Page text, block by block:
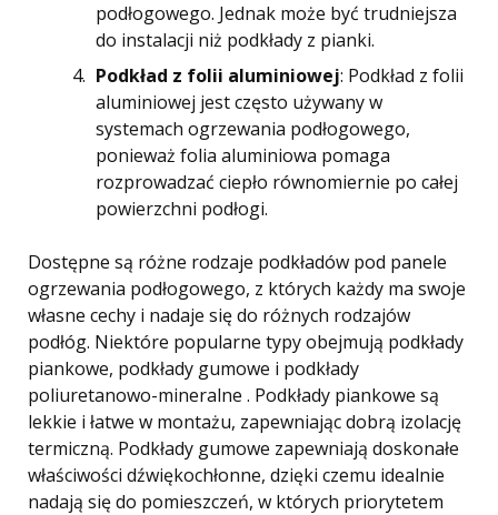
podłogowego. Jednak może być trudniejsza
do instalacji niż podkłady z pianki.
Podkład z folii aluminiowej: Podkład z folii
aluminiowej jest często używany w
systemach ogrzewania podłogowego,
ponieważ folia aluminiowa pomaga
rozprowadzać ciepło równomiernie po całej
powierzchni podłogi.
Dostępne są różne rodzaje podkładów pod panele
ogrzewania podłogowego, z których każdy ma swoje
własne cechy i nadaje się do różnych rodzajów
podłóg. Niektóre popularne typy obejmują podkłady
piankowe, podkłady gumowe i podkłady
poliuretanowo-mineralne . Podkłady piankowe są
lekkie i łatwe w montażu, zapewniając dobrą izolację
termiczną. Podkłady gumowe zapewniają doskonałe
właściwości dźwiękochłonne, dzięki czemu idealnie
nadają się do pomieszczeń, w których priorytetem